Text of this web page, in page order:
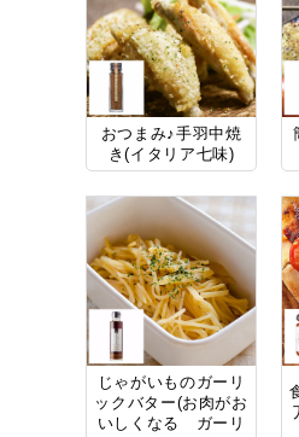
おつまみ♪手羽中焼
き(イタリア七味)
じゃがいものガーリ
ックバター(お肉がお
いしくなる ガーリ